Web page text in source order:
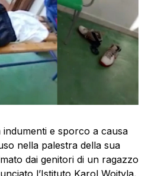
e sporco a causa
nella palestra della sua
dai genitori di un ragazzo
l’Istituto Karol Wojtyla,